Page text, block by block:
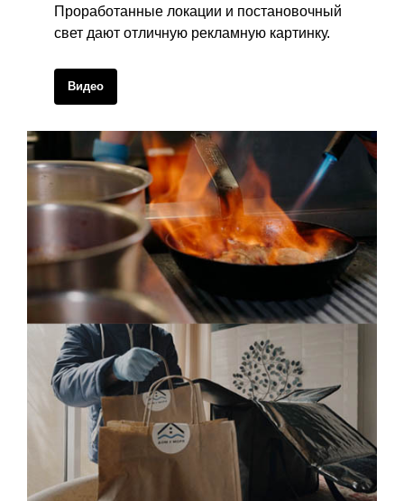
Проработанные локации и постановочный
свет дают отличную рекламную картинку.
Видео